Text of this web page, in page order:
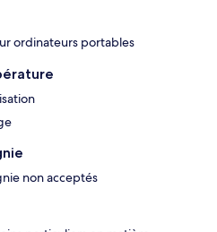
ordinateurs portables
non acceptés